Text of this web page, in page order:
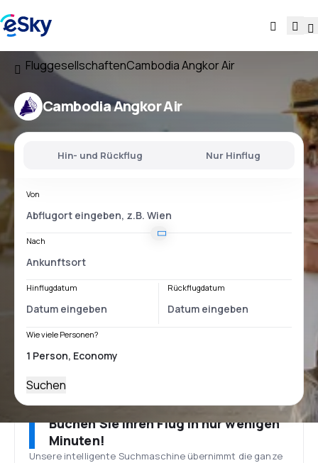
FluggesellschaftenCambodia Angkor Air
Cambodia Angkor Air
Hin- und Rückflug Nur Hinflug
Von
Nach
Hinflugdatum Rückflugdatum
Wie viele Personen?
Suchen
Buchen Sie Ihren Flug in nur wenigen
Minuten!
Unsere intelligente Suchmaschine übernimmt die ganze